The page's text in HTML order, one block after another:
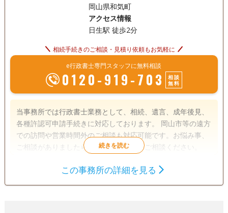
岡山県和気町
アクセス情報
日生駅 徒歩2分
相続手続きのご相談・見積り依頼もお気軽に
e行政書士専門スタッフに無料相談
0120-919-703
相談
無料
当事務所では行政書士業務として、相続、遺言、成年後見、
各種許認可申請手続きに対応しております。 岡山市等の遠方
での訪問や営業時間外のご相談も対応可能です。お悩み事、
ご相談がありましたら、まずはお気軽にご相談ください。
遺産分割
この事務所の詳細を見る